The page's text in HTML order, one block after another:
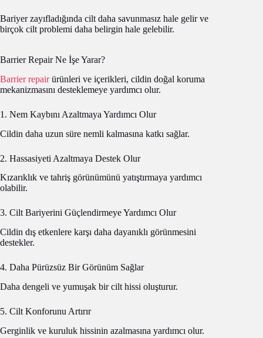
Bariyer zayıfladığında cilt daha savunmasız hale gelir ve
birçok cilt problemi daha belirgin hale gelebilir.
Barrier Repair Ne İşe Yarar?
Barrier repairürünleri ve içerikleri, cildin doğal koruma
mekanizmasını desteklemeye yardımcı olur.
1. Nem Kaybını Azaltmaya Yardımcı Olur
Cildin daha uzun süre nemli kalmasına katkı sağlar.
2. Hassasiyeti Azaltmaya Destek Olur
Kızarıklık ve tahriş görünümünü yatıştırmaya yardımcı
olabilir.
3. Cilt Bariyerini Güçlendirmeye Yardımcı Olur
Cildin dış etkenlere karşı daha dayanıklı görünmesini
destekler.
4. Daha Pürüzsüz Bir Görünüm Sağlar
Daha dengeli ve yumuşak bir cilt hissi oluşturur.
5. Cilt Konforunu Artırır
Gerginlik ve kuruluk hissinin azalmasına yardımcı olur.